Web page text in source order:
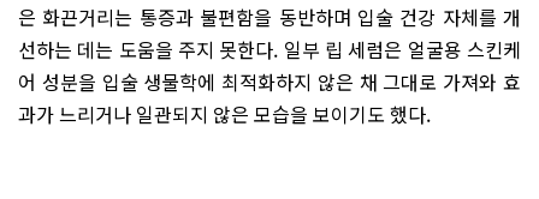
은 화끈거리는 통증과 불편함을 동반하며 입술 건강 자체를 개
선하는 데는 도움을 주지 못한다. 일부 립 세럼은 얼굴용 스킨케
어 성분을 입술 생물학에 최적화하지 않은 채 그대로 가져와 효
과가 느리거나 일관되지 않은 모습을 보이기도 했다.